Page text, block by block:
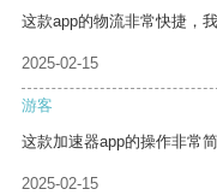
这款app的物流非常快捷，
2025-02-15
游客
这款加速器app的操作非常
2025-02-15